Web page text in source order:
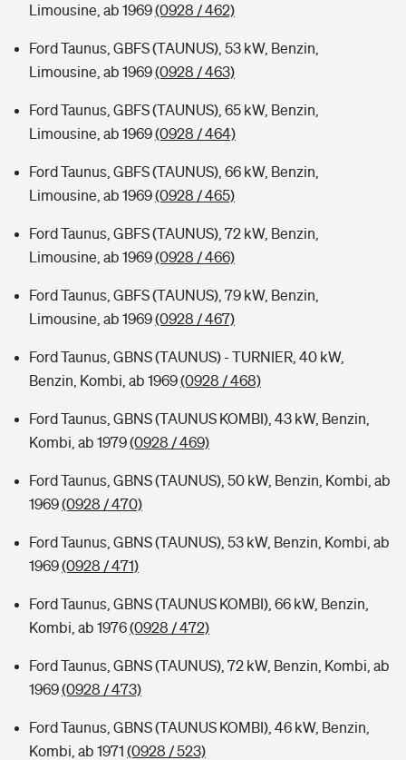
Limousine, ab 1969(0928 / 462)
Ford Taunus, GBFS (TAUNUS), 53 kW, Benzin,
Limousine, ab 1969(0928 / 463)
Ford Taunus, GBFS (TAUNUS), 65 kW, Benzin,
Limousine, ab 1969(0928 / 464)
Ford Taunus, GBFS (TAUNUS), 66 kW, Benzin,
Limousine, ab 1969(0928 / 465)
Ford Taunus, GBFS (TAUNUS), 72 kW, Benzin,
Limousine, ab 1969(0928 / 466)
Ford Taunus, GBFS (TAUNUS), 79 kW, Benzin,
Limousine, ab 1969(0928 / 467)
Ford Taunus, GBNS (TAUNUS) - TURNIER, 40 kW,
Benzin, Kombi, ab 1969(0928 / 468)
Ford Taunus, GBNS (TAUNUS KOMBI), 43 kW, Benzin,
Kombi, ab 1979(0928 / 469)
Ford Taunus, GBNS (TAUNUS), 50 kW, Benzin, Kombi, ab
1969(0928 / 470)
Ford Taunus, GBNS (TAUNUS), 53 kW, Benzin, Kombi, ab
1969(0928 / 471)
Ford Taunus, GBNS (TAUNUS KOMBI), 66 kW, Benzin,
Kombi, ab 1976(0928 / 472)
Ford Taunus, GBNS (TAUNUS), 72 kW, Benzin, Kombi, ab
1969(0928 / 473)
Ford Taunus, GBNS (TAUNUS KOMBI), 46 kW, Benzin,
Kombi, ab 1971 (0928 / 523)